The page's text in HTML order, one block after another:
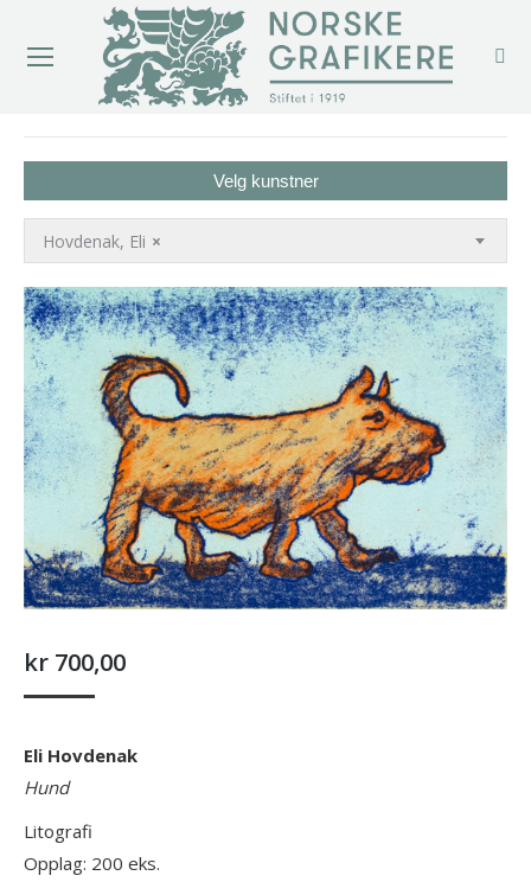
Velg kunstner
×
Hovdenak, Eli
kr 700,00
Eli Hovdenak
Hund
Litografi
Opplag: 200 eks.